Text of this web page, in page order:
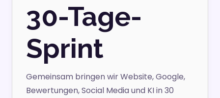
30-Tage-
Sprint
Gemeinsam bringen wir Website, Google,
Bewertungen, Social Media und KI in 30